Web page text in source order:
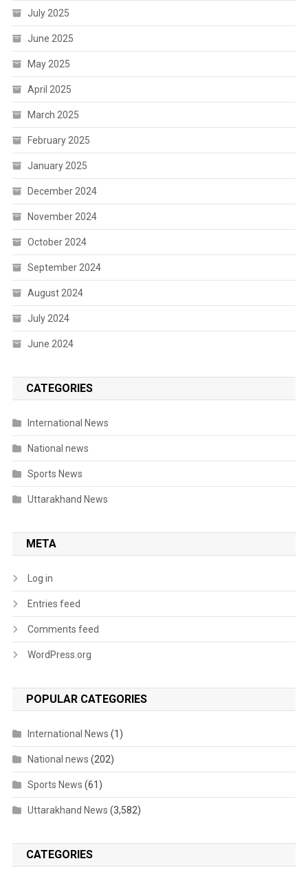
July 2025
June 2025
May 2025
April 2025
March 2025
February 2025
January 2025
December 2024
November 2024
October 2024
September 2024
August 2024
July 2024
June 2024
CATEGORIES
International News
National news
Sports News
Uttarakhand News
META
Log in
Entries feed
Comments feed
WordPress.org
POPULAR CATEGORIES
International News (1)
National news (202)
Sports News (61)
Uttarakhand News (3,582)
CATEGORIES